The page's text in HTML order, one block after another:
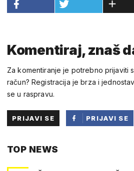
Komentiraj, znaš
Za komentiranje je potrebno prijaviti
račun? Registracija je brza i
se u raspravu.
PRIJAVI SE
PRIJAVI SE
TOP NEWS